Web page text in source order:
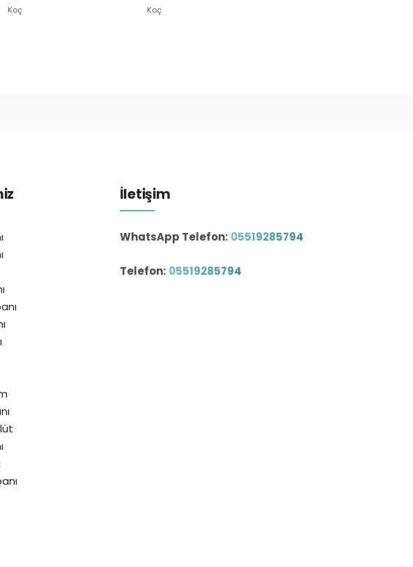
Koç Koç
İletişim
WhatsApp Telefon: 05519285794
Telefon: 05519285794